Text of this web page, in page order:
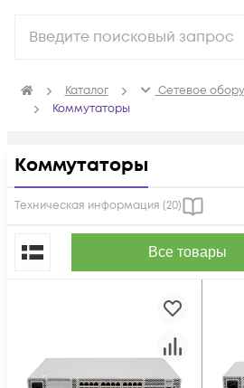
Каталог
Сетевое
Коммутаторы
Коммутаторы
Техническая информация (20)
Все товары
По популярности